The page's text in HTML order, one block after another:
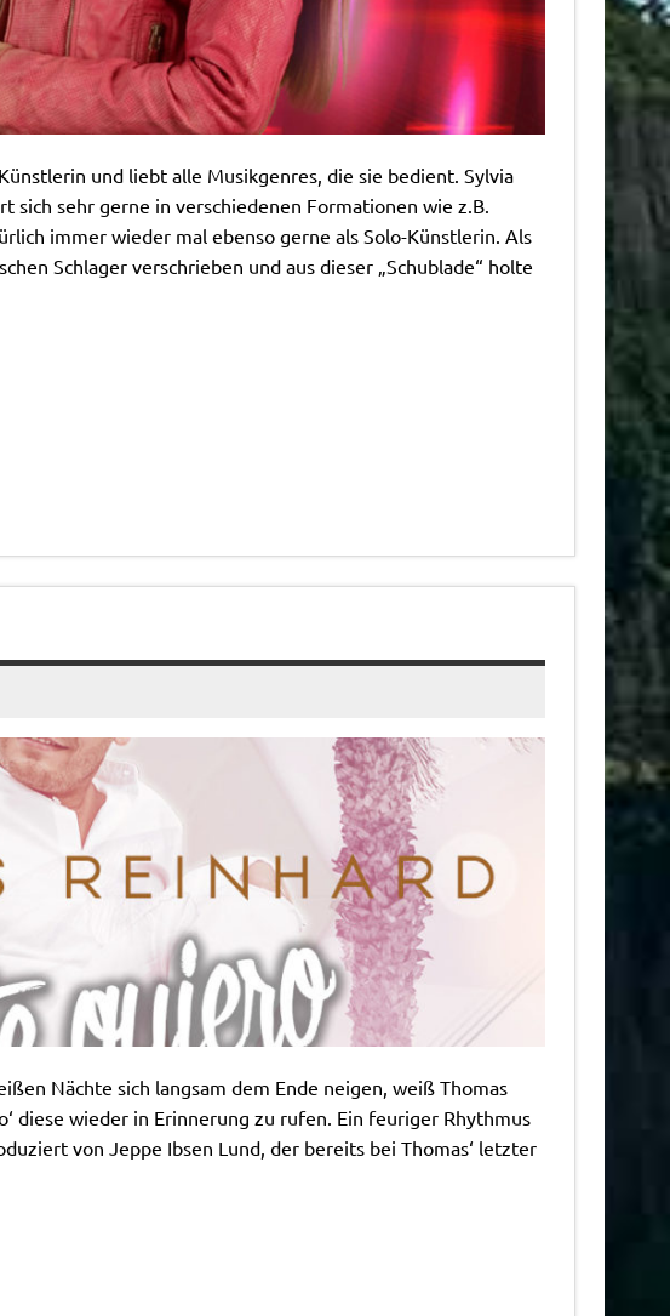
und liebt alle Musikgenres, die sie bedient. Sylvia
sich sehr gerne in verschiedenen Formationen wie z.B.
immer wieder mal ebenso gerne als Solo-Künstlerin. Als
Schlager verschrieben und aus dieser „Schublade“ holte
Nächte sich langsam dem Ende neigen, weiß Thomas
diese wieder in Erinnerung zu rufen. Ein feuriger Rhythmus
von Jeppe Ibsen Lund, der bereits bei Thomas‘ letzter